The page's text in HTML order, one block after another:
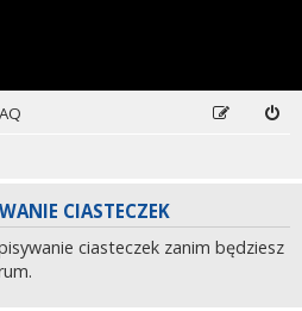
CIASTECZEK
ciasteczek zanim będziesz